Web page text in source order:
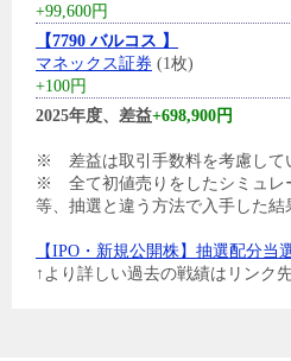
+99,600円
【7790 バルコス 】
マネックス証券 (1枚)
+100円
2025年度、差益+698,900円
※ 差益は取引手数料を考慮して
※ 全て初値売りをしたシミュレ
等、抽選と違う方法で入手した結
【IPO・新規公開株】抽選配分当
↑より詳しい過去の戦績はリンク